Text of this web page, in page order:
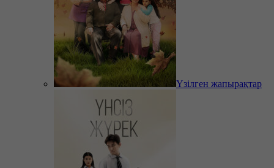
Үзілген жапырақтар